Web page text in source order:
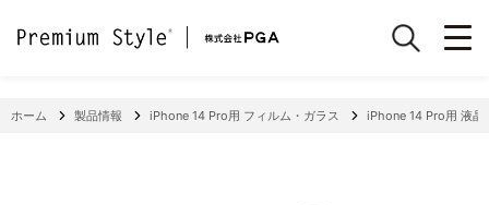
ホーム 製品情報 iPhone 14 Pro用 フィルム・ガラス iPhone 14 Pro用 液晶